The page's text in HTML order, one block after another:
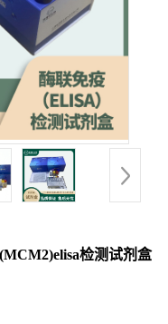
检测试剂盒